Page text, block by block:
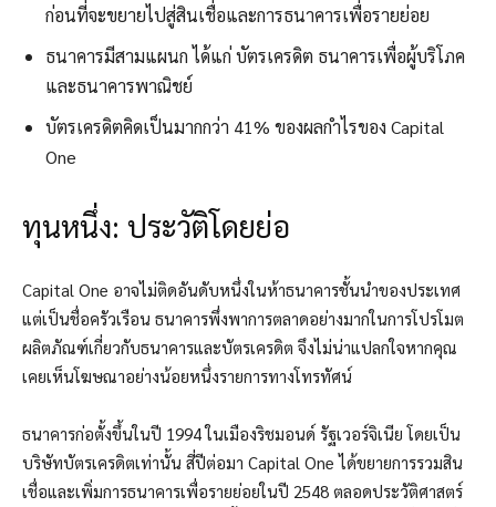
ก่อนที่จะขยายไปสู่สินเชื่อและการธนาคารเพื่อรายย่อย
ธนาคารมีสามแผนก ได้แก่ บัตรเครดิต ธนาคารเพื่อผู้บริโภค
และธนาคารพาณิชย์
บัตรเครดิตคิดเป็นมากกว่า 41% ของผลกำไรของ Capital
One
ทุนหนึ่ง: ประวัติโดยย่อ
Capital One อาจไม่ติดอันดับหนึ่งในห้าธนาคารชั้นนำของประเทศ
แต่เป็นชื่อครัวเรือน ธนาคารพึ่งพาการตลาดอย่างมากในการโปรโมต
ผลิตภัณฑ์เกี่ยวกับธนาคารและบัตรเครดิต จึงไม่น่าแปลกใจหากคุณ
เคยเห็นโฆษณาอย่างน้อยหนึ่งรายการทางโทรทัศน์
ธนาคารก่อตั้งขึ้นในปี 1994 ในเมืองริชมอนด์ รัฐเวอร์จิเนีย โดยเป็น
บริษัทบัตรเครดิตเท่านั้น สี่ปีต่อมา Capital One ได้ขยายการรวมสิน
เชื่อและเพิ่มการธนาคารเพื่อรายย่อยในปี 2548 ตลอดประวัติศาสตร์